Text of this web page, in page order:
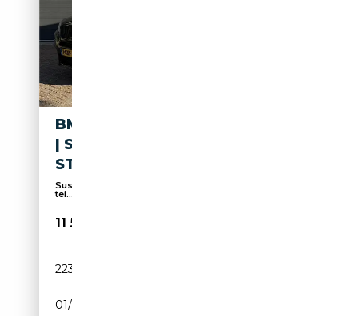
BMW X3 XDRIVE20I M-SPORT
| SPORTLEDER |
STOELVERWARMING |
Suspension sport, Alarme, Sièges sport, Vitres
tei...
11 500€
223 961 km
01/2014